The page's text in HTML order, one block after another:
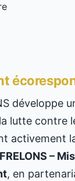
développe
lutte contre
activement
–
, en